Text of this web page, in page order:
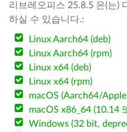
리브레오피스 25.8.5 은(는)
하실 수 있습니다.:
Linux Aarch64 (deb)
Linux Aarch64 (rpm)
Linux x64 (deb)
Linux x64 (rpm)
macOS (Aarch64/
macOS x86_64 (10.14
Windows (32 bit,